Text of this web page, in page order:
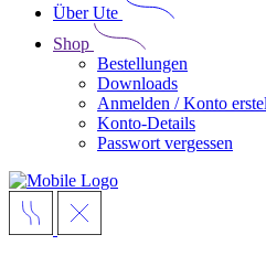
Über Ute
Shop
Bestellungen
Downloads
Anmelden / Konto
Konto-Details
Passwort vergessen